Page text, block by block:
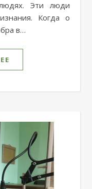
Эти люди
Когда о
в…